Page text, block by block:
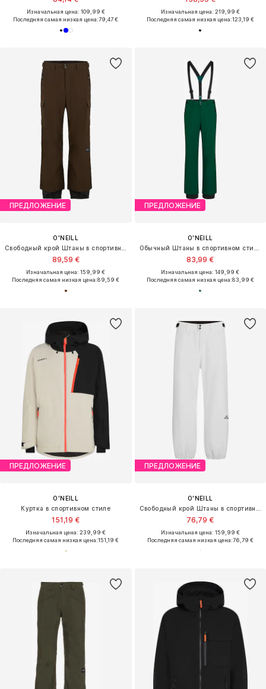
Изначальная цена: 109,99 €
Последняя самая низкая цена:79,47 €
Изначальная цена: 219,99 €
Последняя самая низкая цена:123,19 €
ПРЕДЛОЖЕНИЕ
O'NEILL
89,59 €
Изначальная цена: 159,99 €
Последняя самая низкая цена:89,59 €
ПРЕДЛОЖЕНИЕ
O'NEILL
83,99 €
Изначальная цена: 149,99 €
Последняя самая низкая цена:83,99 €
ПРЕДЛОЖЕНИЕ
O'NEILL
Куртка в спортивном стиле
151,19 €
Изначальная цена: 239,99 €
Последняя самая низкая цена:151,19 €
ПРЕДЛОЖЕНИЕ
O'NEILL
76,79 €
Изначальная цена: 159,99 €
Последняя самая низкая цена:76,79 €